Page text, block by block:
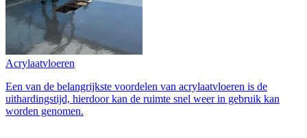
Acrylaatvloeren
Een van de belangrijkste voordelen van acrylaatvloeren is de
uithardingstijd, hierdoor kan de ruimte snel weer in gebruik kan
worden genomen.